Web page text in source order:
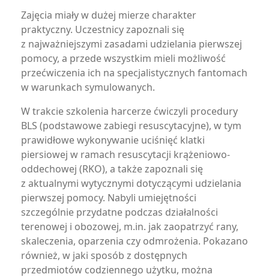
Zajęcia miały w dużej mierze charakter
praktyczny. Uczestnicy zapoznali się
z najważniejszymi zasadami udzielania pierwszej
pomocy, a przede wszystkim mieli możliwość
przećwiczenia ich na specjalistycznych fantomach
w warunkach symulowanych.
W trakcie szkolenia harcerze ćwiczyli procedury
BLS (podstawowe zabiegi resuscytacyjne), w tym
prawidłowe wykonywanie uciśnięć klatki
piersiowej w ramach resuscytacji krążeniowo-
oddechowej (RKO), a także zapoznali się
z aktualnymi wytycznymi dotyczącymi udzielania
pierwszej pomocy. Nabyli umiejętności
szczególnie przydatne podczas działalności
terenowej i obozowej, m.in. jak zaopatrzyć rany,
skaleczenia, oparzenia czy odmrożenia. Pokazano
również, w jaki sposób z dostępnych
przedmiotów codziennego użytku, można